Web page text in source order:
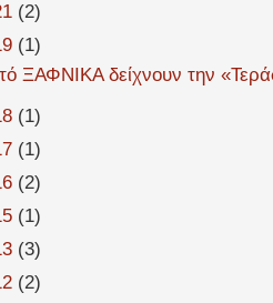
(2)
(1)
ΞΑΦΝΙΚΑ δείχνουν την
(1)
(1)
(2)
(1)
(3)
(2)